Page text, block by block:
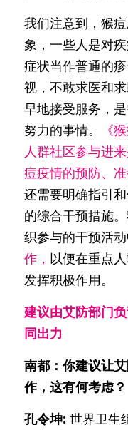
我们注意到，猴
象，一些人是对
症状当作普通的
视，不敢求医和
早地接受服务，
努力的事情。
《
人群社区参与进
痘疫情的预防、准
还需要明确指引
的综合干预措施
织参与的干预活动
作， 以便在重点
发挥积极作用。
建议由艾防部门
同出力
南都：你建议让
作，这有何考虑？
孔令坤: 世界卫生